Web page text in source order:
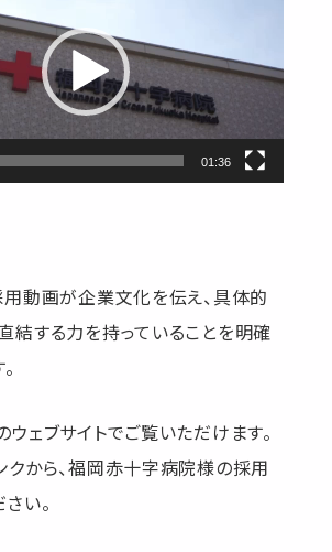
01:36
用動画が企業文化を伝え、具体的
結する力を持っていることを明確
ェブサイトでご覧いただけます。
クから、福岡赤十字病院様の採用
い。